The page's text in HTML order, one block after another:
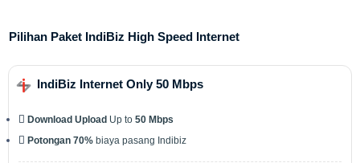
Pilihan Paket IndiBiz High Speed Internet
IndiBiz Internet Only 50 Mbps
Download Upload Up to 50 Mbps
Potongan 70% biaya pasang Indibiz